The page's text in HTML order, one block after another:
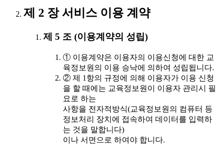
제 2 장 서비스 이용 계약
제 5 조 (이용계약의 성립)
① 이용계약은 이용자의 이용신청에 대한 교
육정보원의 이용 승낙에 의하여 성립됩니다.
② 제 1항의 규정에 의해 이용자가 이용 신청
을 할 때에는 교육정보원이 이용자 관리시 필
요로 하는
사항을 전자적방식(교육정보원의 컴퓨터 등
정보처리 장치에 접속하여 데이터를 입력하
는 것을 말합니다)
이나 서면으로 하여야 합니다.